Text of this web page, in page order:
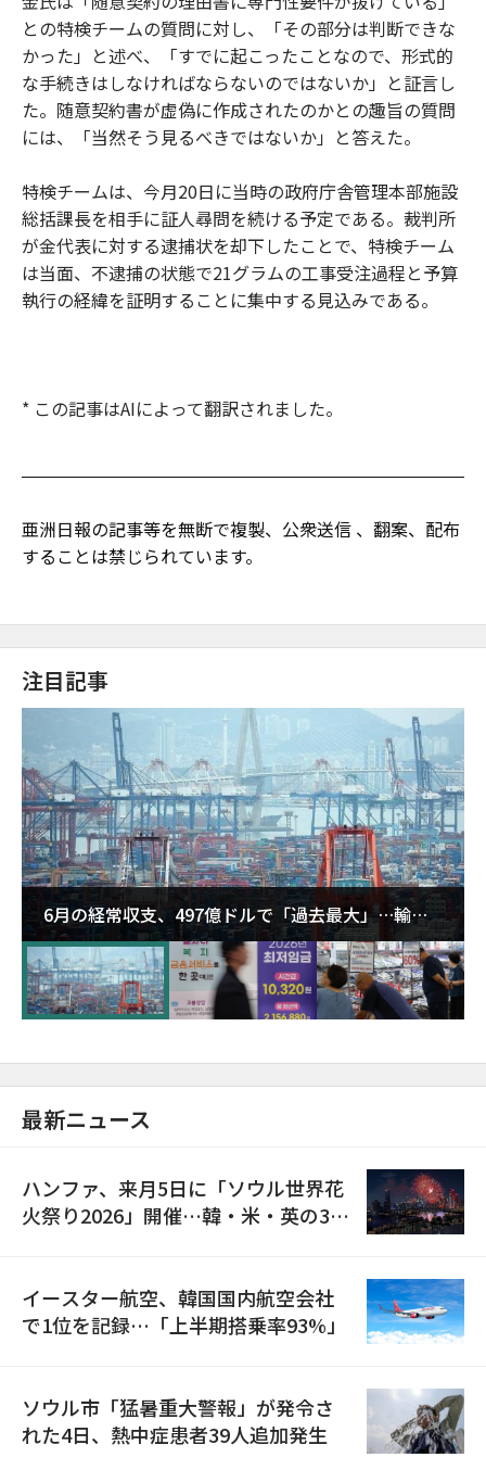
との特検チームの質問に対し、「その部分は判断できな
かった」と述べ、「すでに起こったことなので、形式的
な手続きはしなければならないのではないか」と証言し
た。随意契約書が虚偽に作成されたのかとの趣旨の質問
には、「当然そう見るべきではないか」と答えた。
特検チームは、今月20日に当時の政府庁舎管理本部施設
総括課長を相手に証人尋問を続ける予定である。裁判所
が金代表に対する逮捕状を却下したことで、特検チーム
は当面、不逮捕の状態で21グラムの工事受注過程と予算
執行の経緯を証明することに集中する見込みである。
* この記事はAIによって翻訳されました。
亜洲日報の記事等を無断で複製、公衆送信 、翻案、配布
することは禁じられています。
注目記事
6月の経常収支、497億ドルで「過去最大」…輸出
が初の1000億ドル突破
最新ニュース
ハンファ、来月5日に「ソウル世界花
火祭り2026」開催…韓・米・英の3カ
イースター航空、韓国国内航空会社
で1位を記録…「上半期搭乗率93%」
ソウル市「猛暑重大警報」が発令さ
れた4日、熱中症患者39人追加発生